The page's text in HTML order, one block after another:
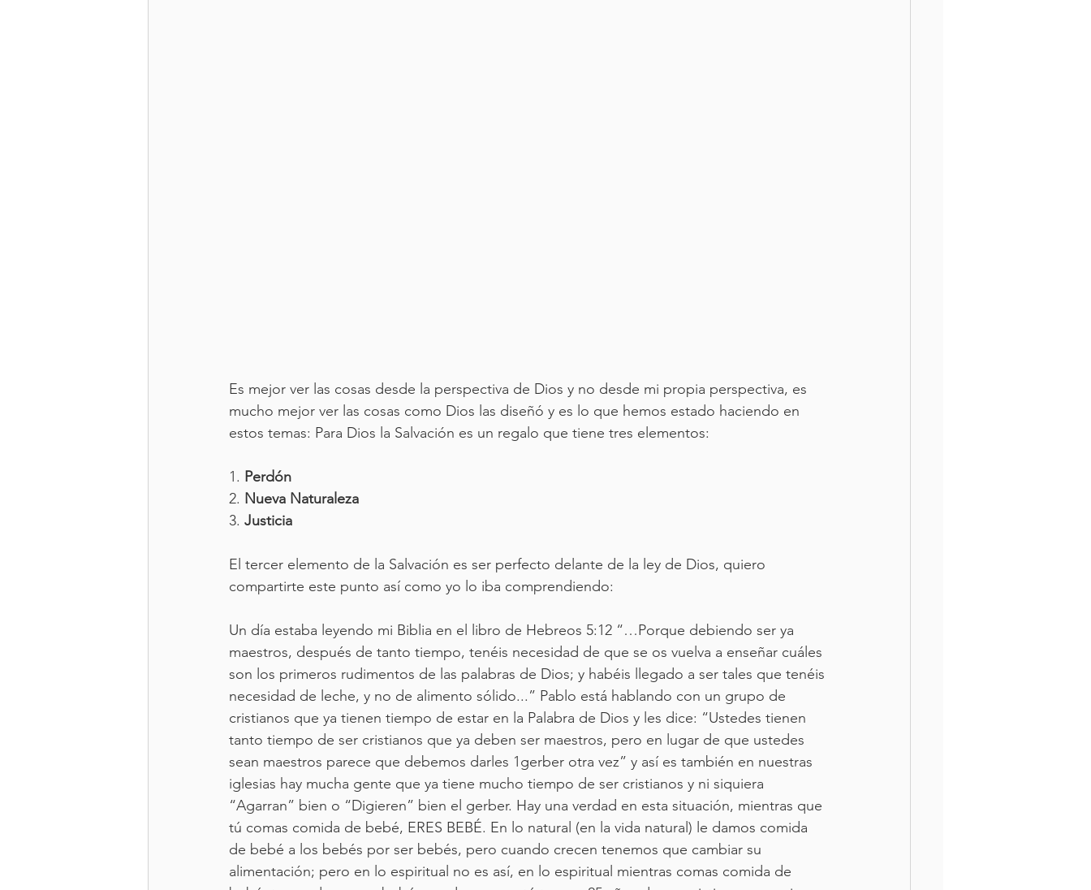
Es mejor ver las cosas desde la perspectiva de Dios y no desde mi propia perspectiva, es
mucho mejor ver las cosas como Dios las diseñó y es lo que hemos estado haciendo en
estos temas: Para Dios la Salvación es un regalo que tiene tres elementos:
1. Perdón
2. Nueva Naturaleza
3. Justicia
El tercer elemento de la Salvación es ser perfecto delante de la ley de Dios, quiero
compartirte este punto así como yo lo iba comprendiendo:
Un día estaba leyendo mi Biblia en el libro de Hebreos 5:12 “…Porque debiendo ser ya
maestros, después de tanto tiempo, tenéis necesidad de que se os vuelva a enseñar cuáles
son los primeros rudimentos de las palabras de Dios; y habéis llegado a ser tales que tenéis
necesidad de leche, y no de alimento sólido...” Pablo está hablando con un grupo de
cristianos que ya tienen tiempo de estar en la Palabra de Dios y les dice: “Ustedes tienen
tanto tiempo de ser cristianos que ya deben ser maestros, pero en lugar de que ustedes
sean maestros parece que debemos darles 1gerber otra vez” y así es también en nuestras
iglesias hay mucha gente que ya tiene mucho tiempo de ser cristianos y ni siquiera
“Agarran” bien o “Digieren” bien el gerber. Hay una verdad en esta situación, mientras que
tú comas comida de bebé, ERES BEBÉ. En lo natural (en la vida natural) le damos comida
de bebé a los bebés por ser bebés, pero cuando crecen tenemos que cambiar su
alimentación; pero en lo espiritual no es así, en lo espiritual mientras comas comida de